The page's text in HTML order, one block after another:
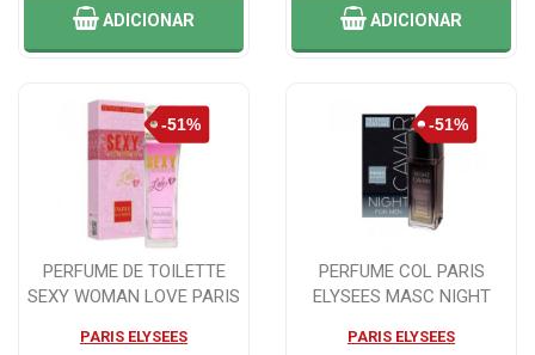
ADICIONAR ADICIONAR
PERFUME DE TOILETTE
SEXY WOMAN LOVE PARIS
PARIS ELYSEES
PERFUME COL PARIS
ELYSEES MASC NIGHT
PARIS ELYSEES